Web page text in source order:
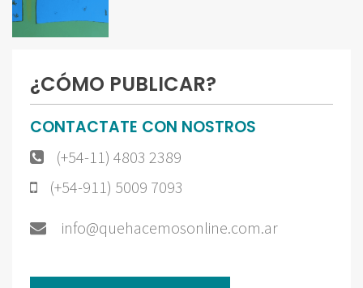
¿CÓMO PUBLICAR?
CONTACTATE CON NOSTROS
(+54-11) 4803 2389
(+54-911) 5009 7093
info@quehacemosonline.com.ar